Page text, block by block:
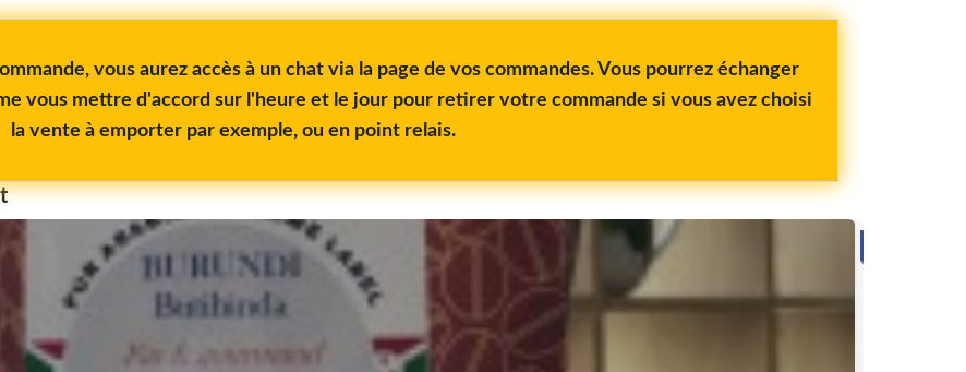
vous aurez accès à un chat via la page de vos commandes. Vous pourrez échanger
vous mettre d'accord sur l'heure et le jour pour retirer votre commande si vous avez choisi
la vente à emporter par exemple, ou en point relais.